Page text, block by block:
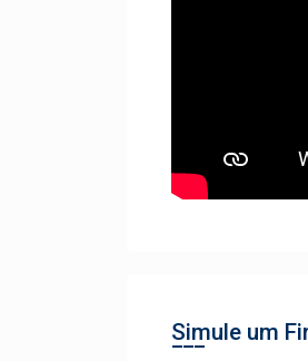
Simule um